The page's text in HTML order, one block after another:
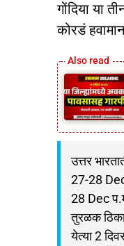
गोंदिया या
कोरडं
उत्तर
27-28
28 Dec
तुरळक
येत्या 2